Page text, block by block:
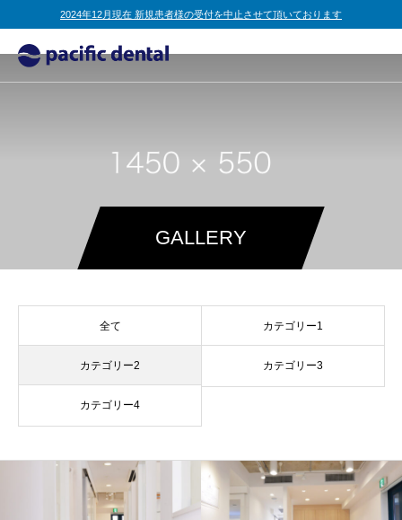
2024年12月現在 新規患者様の受付を中止させて頂いております
GALLERY
全て カテゴリー1
カテゴリー2 カテゴリー3
カテゴリー4